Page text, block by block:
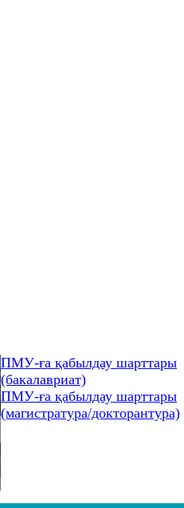
ПМУ-ға қабылдау шарттары
(бакалавриат)
ПМУ-ға қабылдау шарттары
(магистратура/докторантура)